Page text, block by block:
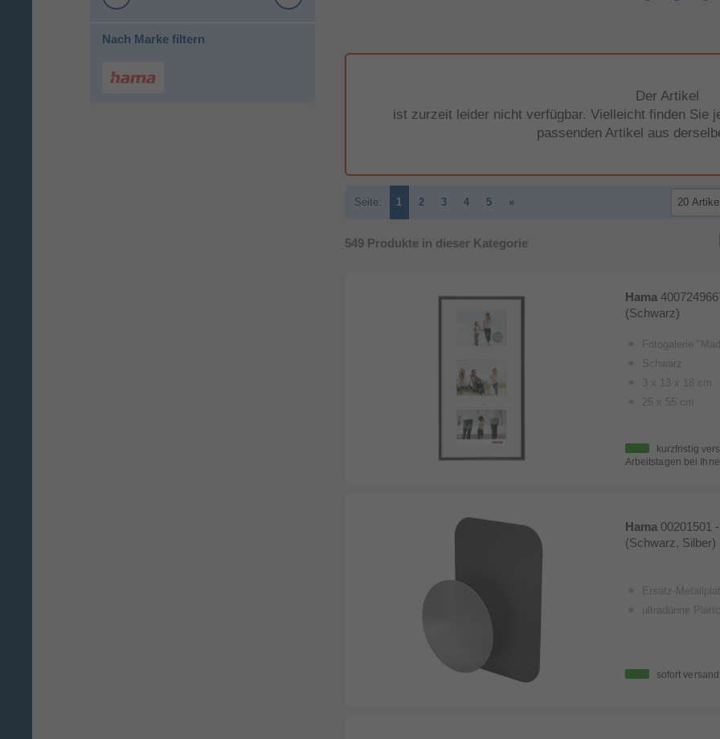
Nach Marke filtern
Der Artikel
ist zurzeit leider nicht verfügbar. Vielleicht finden Sie
passenden Artikel aus
Seite: 1 2 3 4 5 »
549Produkte in dieser Kategorie
Hama
(Schwarz)
Fotogalerie
Schwarz
3 x 13 x 18 cm
25 x 55 cm
kurzfristig
Arbeitstagen bei
Hama 00201501
(Schwarz, Silber)
Ersatz-Metallplatten zur Verwendung
ultradünne Plättchen zum Einlegen in die Schutzhülle oder zum
sofort